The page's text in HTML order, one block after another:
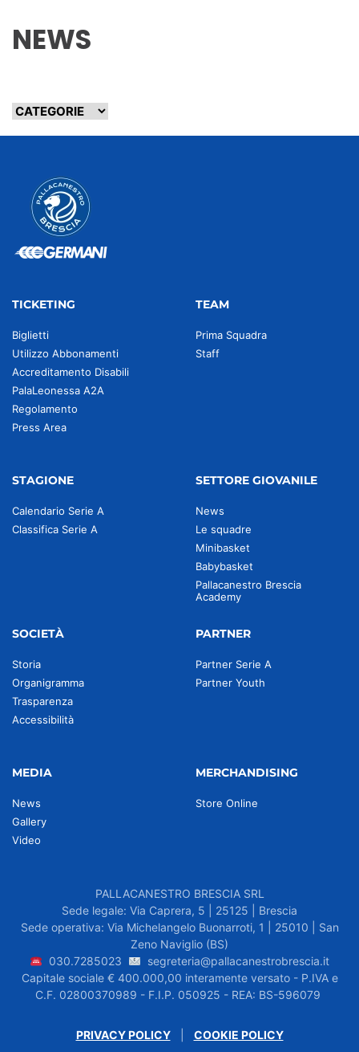
NEWS
TICKETING
Biglietti
Utilizzo Abbonamenti
Accreditamento Disabili
PalaLeonessa A2A
Regolamento
Press Area
TEAM
Prima Squadra
Staff
STAGIONE
Calendario Serie A
Classifica Serie A
SETTORE GIOVANILE
News
Le squadre
Minibasket
Babybasket
Pallacanestro Brescia
Academy
SOCIETÀ
Storia
Organigramma
Trasparenza
Accessibilità
PARTNER
Partner Serie A
Partner Youth
MEDIA
News
Gallery
Video
MERCHANDISING
Store Online
PALLACANESTRO BRESCIA SRL
Sede legale: Via Caprera, 5 | 25125 | Brescia
Sede operativa: Via Michelangelo Buonarroti, 1 | 25010 | San
Zeno Naviglio (BS)
030.7285023
segreteria@pallacanestrobrescia.it
Capitale sociale € 400.000,00 interamente versato - P.IVA e
C.F. 02800370989 - F.I.P. 050925 - REA: BS-596079
PRIVACY POLICY| COOKIE POLICY